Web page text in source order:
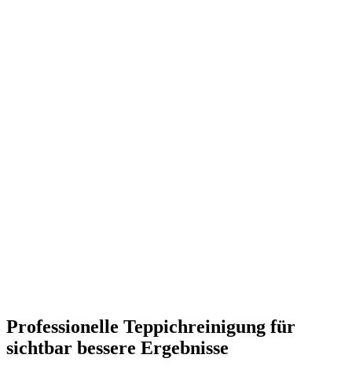
Professionelle Teppichreinigung für
sichtbar bessere Ergebnisse